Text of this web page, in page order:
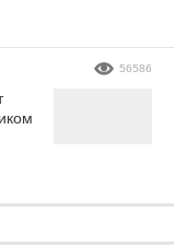
56586